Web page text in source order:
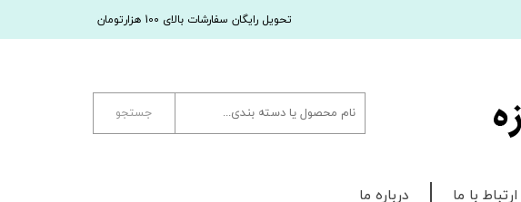
تحویل رایگان سفارشات بالای 100 هزارتومان
جستجو
ارتباط با ما درباره ما